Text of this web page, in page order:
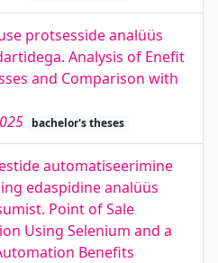
protsesside analüüs
Analysis of Enefit
and Comparison with
bachelor's theses
automatiseerimine
edaspidine analüüs
Point of Sale
Using Selenium and a
Benefits